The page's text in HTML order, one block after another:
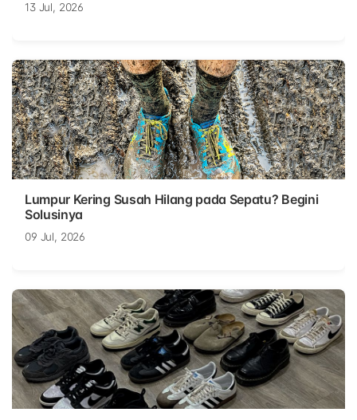
13 Jul, 2026
Lumpur Kering Susah Hilang pada Sepatu? Begini
Solusinya
09 Jul, 2026